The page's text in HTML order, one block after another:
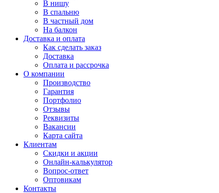
В нишу
В спальню
В частный дом
На балкон
Доставка и оплата
Как сделать заказ
Доставка
Оплата и рассрочка
О компании
Производство
Гарантия
Портфолио
Отзывы
Реквизиты
Вакансии
Карта сайта
Клиентам
Скидки и акции
Онлайн-калькулятор
Вопрос-ответ
Оптовикам
Контакты